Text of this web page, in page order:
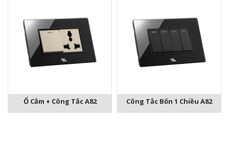
Ổ Cắm + Công Tắc A82 Công Tắc Bốn 1 Chiều A82